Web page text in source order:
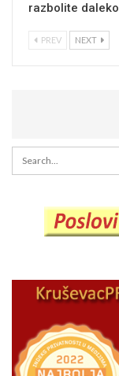
razbolite
PREV NEXT